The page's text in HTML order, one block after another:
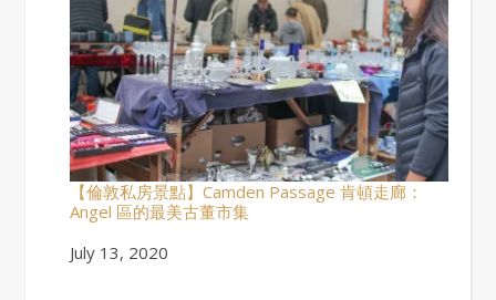
【倫敦私房景點】Camden Passage 肯頓走廊：
Angel 區的最美古董市集
Date
July 13, 2020